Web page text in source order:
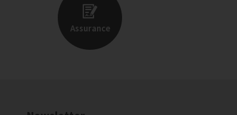
Assurance